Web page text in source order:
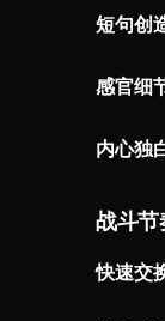
短句创
感官细
内心独
战斗节
快速交